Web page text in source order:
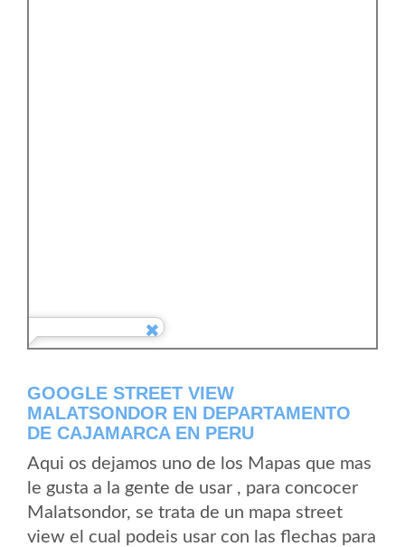
GOOGLE STREET VIEW
MALATSONDOR EN DEPARTAMENTO
DE CAJAMARCA EN PERU
Aqui os dejamos uno de los Mapas que mas
le gusta a la gente de usar , para concocer
Malatsondor, se trata de un mapa street
view el cual podeis usar con las flechas para